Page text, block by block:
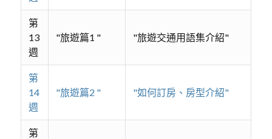
第
13
週
"旅遊篇1 " "旅遊交通用語集介紹"
第
14
週
"旅遊篇2 " "如何訂房、房型介紹"
第